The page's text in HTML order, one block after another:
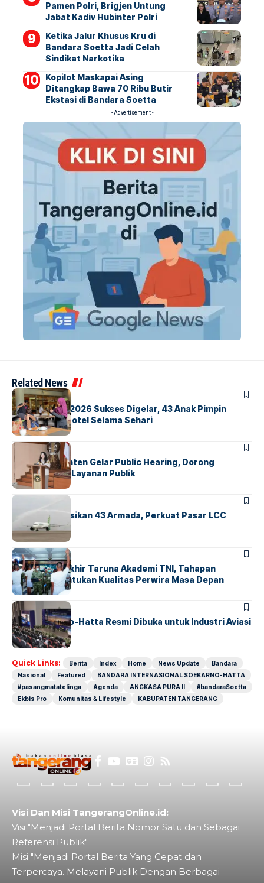
Pamen Polri, Brigjen Untung
Jabat Kadiv Hubinter Polri
Ketika Jalur Khusus Kru di
Bandara Soetta Jadi Celah
Sindikat Narkotika
Kopilot Maskapai Asing
Ditangkap Bawa 70 Ribu Butir
Ekstasi di Bandara Soetta
- Advertisement -
Related News
BERITAINDEX
GM For A Day 2026 Sukses Digelar, 43 Anak Pimpin
Operasional Hotel Selama Sehari
BANDARA BERITA
Karantina Banten Gelar Public Hearing, Dorong
Transparansi Layanan Publik
BANDARA
Citilink Operasikan 43 Armada, Perkuat Pasar LCC
Nasional
BERITA
Sidang Pantukhir Taruna Akademi TNI, Tahapan
Strategis Tentukan Kualitas Perwira Masa Depan
BANDARA BERITA
IALC Soekarno-Hatta Resmi Dibuka untuk Industri Aviasi
Dunia
Quick Links: Berita Index Home News Update
Bandara
Nasional
Featured
BANDARA INTERNASIONAL SOEKARNO-HATTA
#pasangmatatelinga
Agenda ANGKASA PURA II
#bandaraSoetta
Ekbis Pro
Komunitas & Lifestyle KABUPATEN TANGERANG
Visi Dan Misi TangerangOnline.id:
Visi "Menjadi Portal Berita Nomor Satu dan Sebagai
Referensi Publik"
Misi "Menjadi Portal Berita Yang Cepat dan
Terpercaya. Melayani Publik Dengan Berbagai